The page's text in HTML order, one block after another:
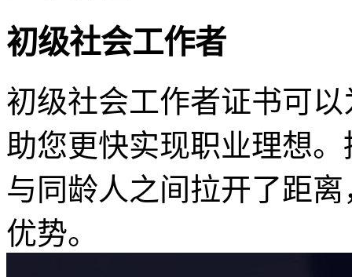
初级社会工作者
初级社会工作者证书可
助您更快实现职业理想
与同龄人之间拉开了距
优势。